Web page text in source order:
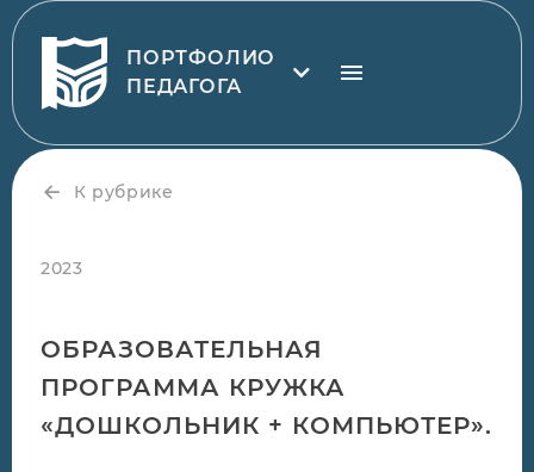
ПОРТФОЛИО
ПЕДАГОГА
К рубрике
2023
ОБРАЗОВАТЕЛЬНАЯ
ПРОГРАММА КРУЖКА
«ДОШКОЛЬНИК + КОМПЬЮТЕР».